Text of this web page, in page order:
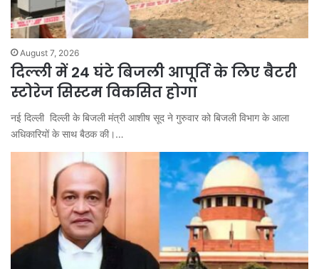
August 7, 2026
दिल्ली में 24 घंटे बिजली आपूर्ति के लिए बैटरी
स्टोरेज सिस्टम विकसित होगा
नई दिल्ली दिल्ली के बिजली मंत्री आशीष सूद ने गुरुवार को बिजली विभाग के आला
अधिकारियों के साथ बैठक की।…